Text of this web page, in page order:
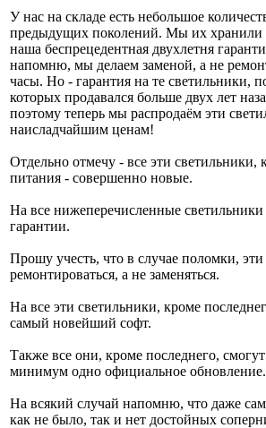
У нас на складе есть небольшое
предыдущих поколений. Мы их хранили
наша беспрецедентная двухлетня
напомню, мы делаем заменой, а не
часы. Но - гарантия на те светильники,
которых продавался больше двух лет
поэтому теперь мы распродаём эти
наисладчайшим ценам!
Отдельно отмечу - все эти светильники,
питания - совершенно новые.
На все нижеперечисленные светильники
гарантии.
Прошу учесть, что в случае поломки, эти
ремонтироваться, а не заменяться.
На все эти светильники, кроме
самый новейший софт.
Также все они, кроме последнего,
минимум одно официальное обновление.
На всякий случай напомню, что даже
как не было, так и нет достойных